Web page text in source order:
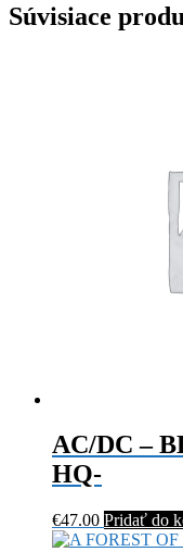
Súvisiace
AC/DC –
HQ-
€47.00 Pridať do